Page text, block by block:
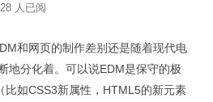
人已阅
和网页的制作差别还是随着现代电
地分化着。可以说EDM是保守的极
比如CSS3新属性，HTML5的新元素